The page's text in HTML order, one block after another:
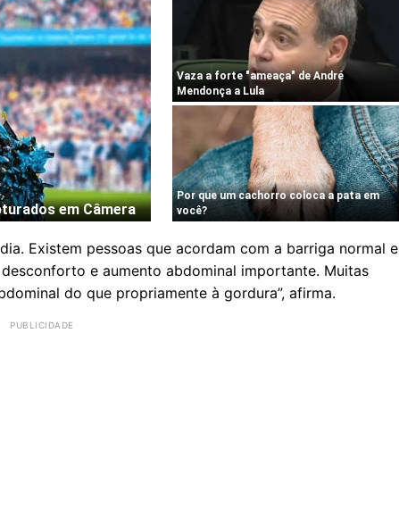
Existem pessoas que acordam com a barriga normal e
e aumento abdominal importante. Muitas
do que propriamente à gordura”, afirma.